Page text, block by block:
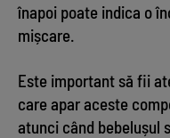
înapoi poate indica o
mișcare.
Este important să fii
care apar aceste
atunci când bebelușul